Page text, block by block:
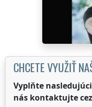
CHCETE VYUŽIŤ
Vyplňte
nás kontaktujte cez